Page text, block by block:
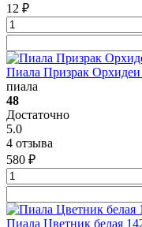
12 ₽
Пиала Призрак
пиала
48
Достаточно
5.0
4 отзыва
580 ₽
Пиала Цветник белая